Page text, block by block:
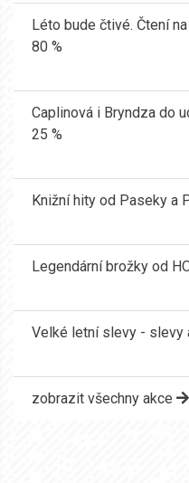
Léto bude čtivé. Čtení
80 %
Caplinová i Bryndza do
25 %
Knižní hity od Paseky a
Legendární brožky od
Velké letní slevy - slevy
zobrazit všechny akce